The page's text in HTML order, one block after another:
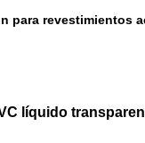
para revestimientos
líquido